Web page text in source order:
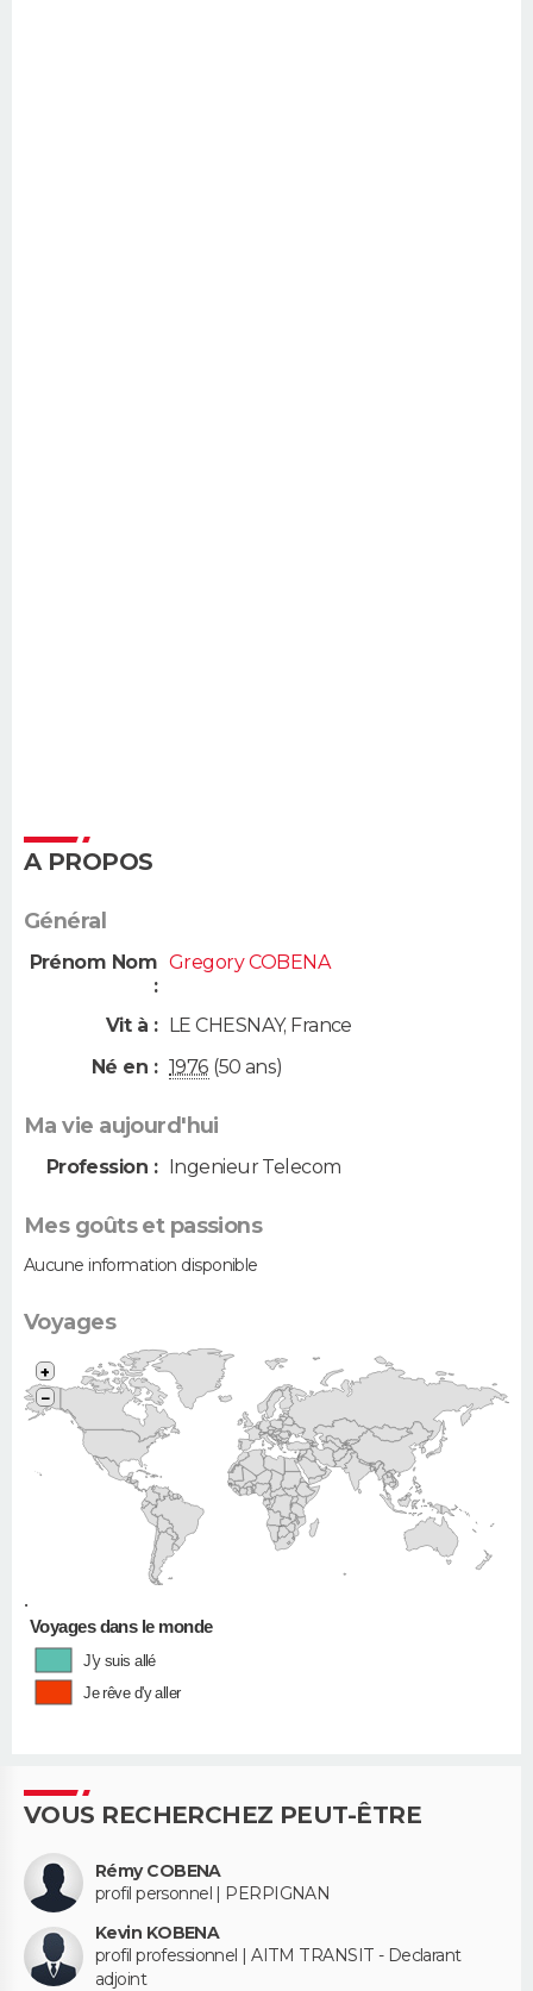
A PROPOS
Général
Prénom Nom
:
Gregory COBENA
Vit à : LE CHESNAY, France
Né en : 1976 (50 ans)
Ma vie aujourd'hui
Profession : Ingenieur Telecom
Mes goûts et passions
Aucune information disponible
Voyages
•
+
−
Voyages dans le monde
J'y suis allé
Je rêve d'y aller
VOUS RECHERCHEZ PEUT-ÊTRE
Rémy COBENA
profil personnel | PERPIGNAN
Kevin KOBENA
profil professionnel | AITM TRANSIT - Declarant
adjoint